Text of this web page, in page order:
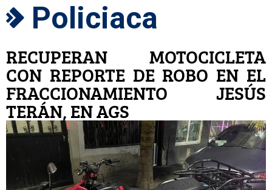
Policiaca
RECUPERAN MOTOCICLETA
CON REPORTE DE ROBO EN EL
FRACCIONAMIENTO JESÚS
TERÁN, EN AGS